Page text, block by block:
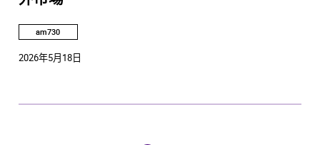
am730
2026年5月18日